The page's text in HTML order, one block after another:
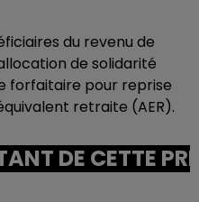
du revenu de
de solidarité
forfaitaire pour reprise
retraite (AER).
DE CETTE